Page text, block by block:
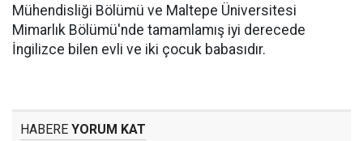
Mühendisliği Bölümü ve Maltepe Üniversitesi
Mimarlık Bölümü'nde tamamlamış iyi derecede
İngilizce bilen evli ve iki çocuk babasıdır.
HABERE YORUM KAT